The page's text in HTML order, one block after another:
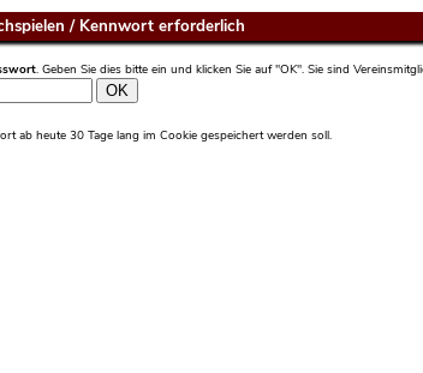
/ Kennwort erforderlich
. Geben Sie dies bitte ein und klicken Sie auf "OK". Sie sind
ab heute 30 Tage lang im Cookie gespeichert werden soll.